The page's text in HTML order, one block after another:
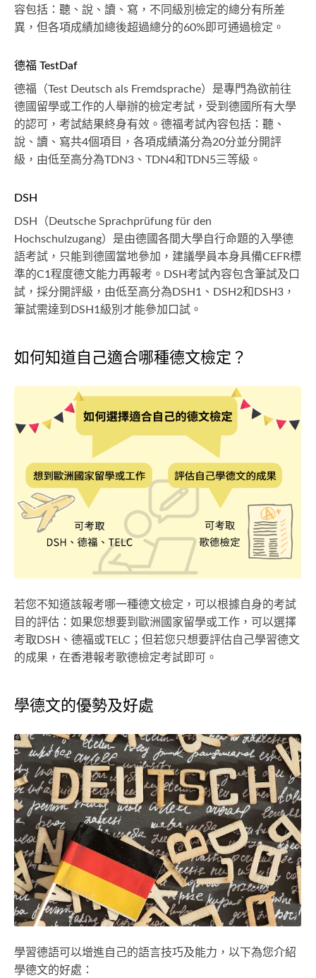
容包括：聽、說、讀、寫，不同級別檢定的總分有所差
異，但各項成績加總後超過總分的60%即可通過檢定。
德福 TestDaf
德福（Test Deutsch als Fremdsprache）是專門為欲前往
德國留學或工作的人舉辦的檢定考試，受到德國所有大學
的認可，考試結果終身有效。德福考試內容包括：聽、
說、讀、寫共4個項目，各項成績滿分為20分並分開評
級，由低至高分為TDN3、TDN4和TDN5三等級。
DSH
DSH（Deutsche Sprachprüfung für den
Hochschulzugang）是由德國各間大學自行命題的入學德
語考試，只能到德國當地參加，建議學員本身具備CEFR標
準的C1程度德文能力再報考。DSH考試內容包含筆試及口
試，採分開評級，由低至高分為DSH1、DSH2和DSH3，
筆試需達到DSH1級別才能參加口試。
如何知道自己適合哪種德文檢定？
若您不知道該報考哪一種德文檢定，可以根據自身的考試
目的評估：如果您想要到歐洲國家留學或工作，可以選擇
考取DSH、德福或TELC；但若您只想要評估自己學習德文
的成果，在香港報考歌德檢定考試即可。
學德文的優勢及好處
學習德語可以增進自己的語言技巧及能力，以下為您介紹
學德文的好處：